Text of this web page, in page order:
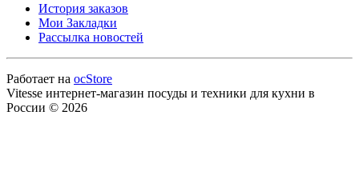
История заказов
Мои Закладки
Рассылка новостей
Работает на ocStore
Vitesse интернет-магазин посуды и техники для кухни в
России © 2026